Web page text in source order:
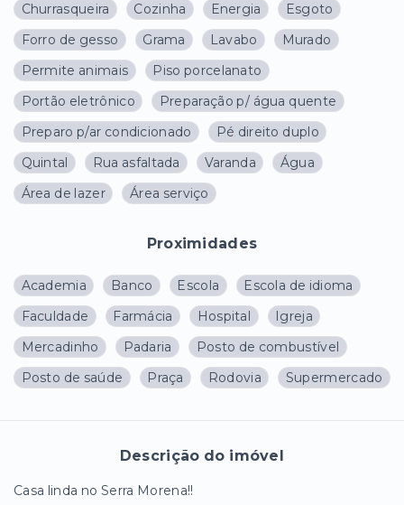
Churrasqueira Cozinha Energia
Esgoto
Forro de gesso
Grama Lavabo
Murado
Permite animais
Piso porcelanato
Portão eletrônico
Preparação p/ água quente
Preparo p/ar condicionado
Pé direito duplo
Quintal
Rua asfaltada Varanda
Água
Área de lazer
Área serviço
Proximidades
Academia Banco Escola
Escola de idioma
Faculdade
Farmácia Hospital
Igreja
Mercadinho
Padaria
Posto de combustível
Posto de saúde
Praça Rodovia Supermercado
Descrição do imóvel
Casa linda no Serra Morena!!